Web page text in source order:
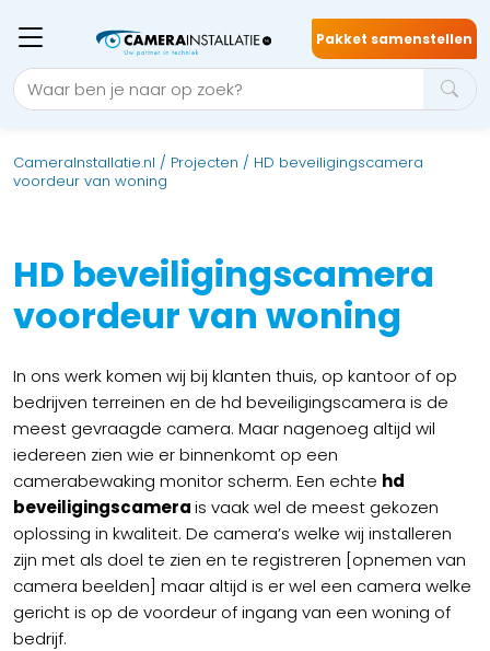
Pakket samenstellen
CameraInstallatie.nl / Projecten / HD beveiligingscamera
voordeur van woning
HD beveiligingscamera
voordeur van woning
In ons werk komen wij bij klanten thuis, op kantoor of op
bedrijven terreinen en de hd beveiligingscamera is de
meest gevraagde camera. Maar nagenoeg altijd wil
iedereen zien wie er binnenkomt op een
camerabewaking monitor scherm. Een echte hd
beveiligingscamerais vaak wel de meest gekozen
oplossing in kwaliteit. De camera’s welke wij installeren
zijn met als doel te zien en te registreren [opnemen van
camera beelden] maar altijd is er wel een camera welke
gericht is op de voordeur of ingang van een woning of
bedrijf.